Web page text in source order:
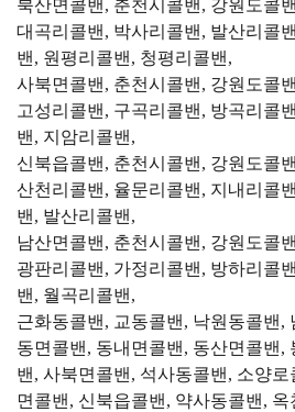
북산면콜밴, 춘천시콜밴, 강원도콜
대곡리콜밴, 박사리콜밴, 발산리콜
밴, 원평리콜밴, 청평리콜밴,
사북면콜밴, 춘천시콜밴, 강원도콜
고성리콜밴, 구곡리콜밴, 방곡리콜
밴, 지암리콜밴,
신북읍콜밴, 춘천시콜밴, 강원도콜
산천리콜밴, 율문리콜밴, 지내리콜
밴, 발산리콜밴,
남산면콜밴, 춘천시콜밴, 강원도콜
광판리콜밴, 가정리콜밴, 방하리콜
밴, 월곡리콜밴,
근화동콜밴, 교동콜밴, 낙원동콜밴,
동면콜밴, 동내면콜밴, 동산면콜밴,
밴, 사북면콜밴, 석사동콜밴, 소양
면콜밴, 신북읍콜밴, 약사동콜밴,